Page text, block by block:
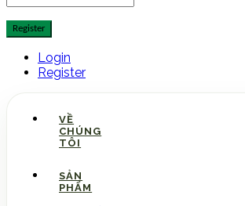
Register
Login
Register
VỀ
CHÚNG
TÔI
SẢN
PHẨM